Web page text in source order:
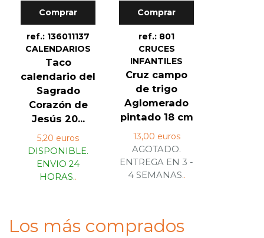
Comprar
ref.: 136011137
CALENDARIOS
Taco
calendario del
Sagrado
Corazón de
Jesús 20...
5,20 euros
DISPONIBLE.
ENVIO 24
HORAS..
Comprar
ref.: 801
CRUCES
INFANTILES
Cruz campo
de trigo
Aglomerado
pintado 18 cm
13,00 euros
AGOTADO.
ENTREGA EN 3 -
4 SEMANAS..
Los más comprados